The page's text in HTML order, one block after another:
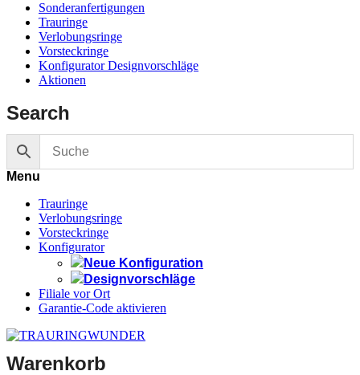
Sonderanfertigungen
Trauringe
Verlobungsringe
Vorsteckringe
Konfigurator Designvorschläge
Aktionen
Search
Menu
Trauringe
Verlobungsringe
Vorsteckringe
Konfigurator
Neue Konfiguration
Designvorschläge
Filiale vor Ort
Garantie-Code aktivieren
Warenkorb